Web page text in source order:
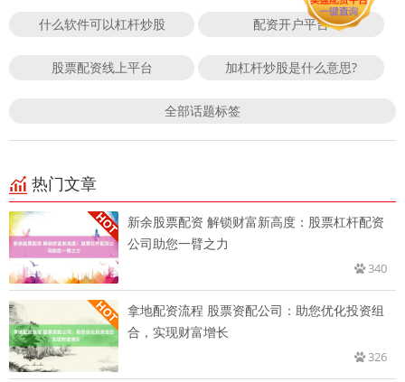
什么软件可以杠杆炒股 配资开户平台
股票配资线上平台 加杠杆炒股是什么意思?
全部话题标签
热门文章
新余股票配资 解锁财富新高度：股票杠杆配资
公司助您一臂之力
340
拿地配资流程 股票资配公司：助您优化投资组
合，实现财富增长
326